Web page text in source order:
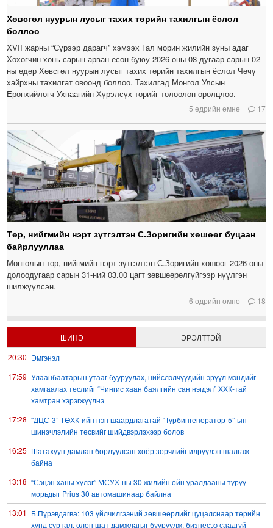
Хөвсгөл нуурын лусыг тахих төрийн тахилгын ёслол
боллоо
XVII жарны “Сүрээр дарагч” хэмээх Гал морин жилийн зуны адаг
Хөхөгчин хонь сарын арван есөн буюу 2026 оны 08 дугаар сарын 02-
ны өдөр Хөвсгөл нуурын лусыг тахих төрийн тахилгын ёслол Чөчү
хайрхны тахилгат овоонд боллоо. Тахилгад Монгол Улсын
Ерөнхийлөгч Ухнаагийн Хүрэлсүх төрийг төлөөлөн оролцлоо.
5 өдрийн өмнө 17
Төр, нийгмийн нэрт зүтгэлтэн С.Зоригийн хөшөөг буцаан
байрлууллаа
Монголын төр, нийгмийн нэрт зүтгэлтэн С.Зоригийн хөшөөг 2026 оны
долоодугаар сарын 31-ний 03.00 цагт зөвшөөрөлгүйгээр нүүлгэн
шилжүүлсэн.
6 өдрийн өмнө 18
ШИНЭ
ЭРЭЛТТЭЙ
20:30 Эмгэнэл
17:59 Улаанбаатарын утааг бууруулах, нийслэлчүүдийн эрүүл мэндийг
хамгаалах төслийг “Чингис хаан баялгийн сан нэгдэл” ХХК-тай
хамтран хэрэгжүүлнэ
17:28 "ДЦС-3” ТӨХК-ийн нэн шаардлагатай “Турбингенератор-5”-ын
шинэчлэлийн төсвийг шийдвэрлэхээр болов
16:25 Шатахуун дамлан борлуулсан хоёр зөрчлийг илрүүлэн шалгаж
байна
13:18 “Сэцэн ханы хүлэг” МСУХ-ны 30 жилийн ойн уралдааны түрүү
морьдыг Prius 30 автомашинаар байлна
13:01 Б.Пүрэвдагва: 103 үйлчилгээний зөвшөөрлийг цуцалснаар төрийн
хүнд суртал, олон шат дамжлагыг бууруулж, бизнесээ саадгүй